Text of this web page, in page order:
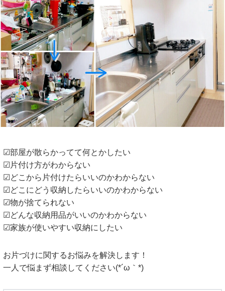
☑部屋が散らかってて何とかしたい
☑片付け方がわからない
☑どこから片付けたらいいのかわからない
☑どこにどう収納したらいいのかわからない
☑物が捨てられない
☑どんな収納用品がいいのかわからない
☑家族が使いやすい収納にしたい
お片づけに関するお悩みを解決します！
一人で悩まず相談してください(*´ω｀*)